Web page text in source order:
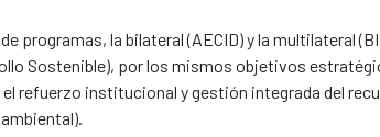
programas, la bilateral (AECID) y la multilateral
Sostenible), por los mismos objetivos
refuerzo institucional y gestión integrada del